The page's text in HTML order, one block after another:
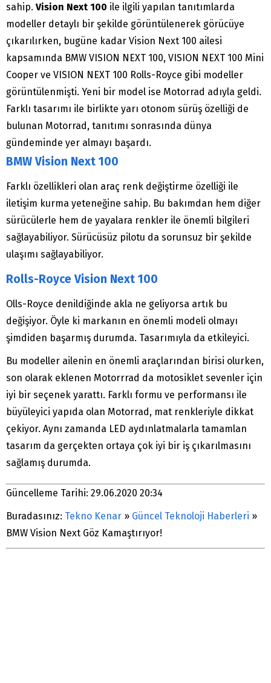
sahip. Vision Next 100 ile ilgili yapılan tanıtımlarda
modeller detaylı bir şekilde görüntülenerek görücüye
çıkarılırken, bugüne kadar Vision Next 100 ailesi
kapsamında BMW VISION NEXT 100, VISION NEXT 100 Mini
Cooper ve VISION NEXT 100 Rolls-Royce gibi modeller
görüntülenmişti. Yeni bir model ise Motorrad adıyla geldi.
Farklı tasarımı ile birlikte yarı otonom sürüş özelliği de
bulunan Motorrad, tanıtımı sonrasında dünya
gündeminde yer almayı başardı.
BMW Vision Next 100
Farklı özellikleri olan araç renk değiştirme özelliği ile
iletişim kurma yeteneğine sahip. Bu bakımdan hem diğer
sürücülerle hem de yayalara renkler ile önemli bilgileri
sağlayabiliyor. Sürücüsüz pilotu da sorunsuz bir şekilde
ulaşımı sağlayabiliyor.
Rolls-Royce Vision Next 100
Olls-Royce denildiğinde akla ne geliyorsa artık bu
değişiyor. Öyle ki markanın en önemli modeli olmayı
şimdiden başarmış durumda. Tasarımıyla da etkileyici.
Bu modeller ailenin en önemli araçlarından birisi olurken,
son olarak eklenen Motorrrad da motosiklet sevenler için
iyi bir seçenek yarattı. Farklı formu ve performansı ile
büyüleyici yapıda olan Motorrad, mat renkleriyle dikkat
çekiyor. Aynı zamanda LED aydınlatmalarla tamamlan
tasarım da gerçekten ortaya çok iyi bir iş çıkarılmasını
sağlamış durumda.
Güncelleme Tarihi: 29.06.2020 20:34
Buradasınız: Tekno Kenar » Güncel Teknoloji Haberleri »
BMW Vision Next Göz Kamaştırıyor!